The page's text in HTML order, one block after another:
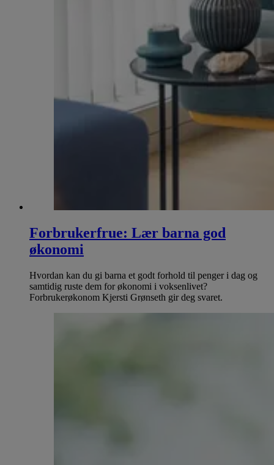
Forbrukerfrue: Lær barna god
økonomi
Hvordan kan du gi barna et godt forhold til penger i dag og
samtidig ruste dem for økonomi i voksenlivet?
Forbrukerøkonom Kjersti Grønseth gir deg svaret.